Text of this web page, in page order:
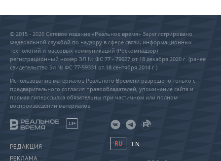
© 2015 - 2026 Сетевое издание «Реальное время» Зарегистрировано
Федеральной службой по надзору в сфере связи, информационных
технологий и массовых коммуникаций (Роскомнадзор) –
регистрационный номер ЭЛ № ФС 77 - 79627 от 18 декабря 2020 г. (ранее
свидетельство Эл № ФС 77-59331 от 18 сентября 2014 г.)
Использование материалов Реального Времени разрешено только с
предварительного согласия правообладателей, упоминание сайта и
прямая гиперссылка обязательны при частичном или полном
воспроизведении материалов.
18+
РЕДАКЦИЯ
РЕКЛАМА
RU EN